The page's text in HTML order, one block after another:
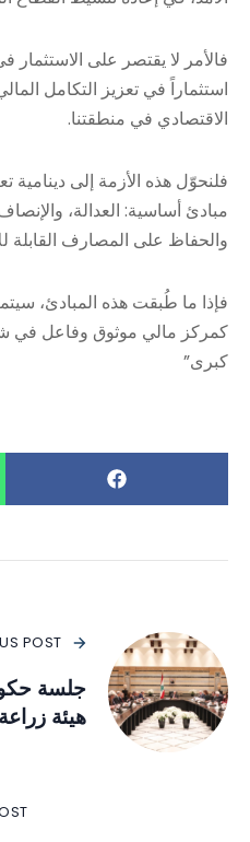
فالأمر لا يقتصر على
استثماراً في تعزيز التكامل
الاقتصادي في منطقتنا.
فلنحوّل هذه الأزمة إلى
مبادئ أساسية: العدالة،
والحفاظ على المصارف القابلة
فإذا ما طُبقت هذه المبادئ،
كمركز مالي موثوق وفاعل في
كبرى”
POST
جلسة
هيئة